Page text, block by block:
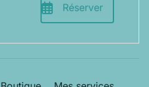
Réserver